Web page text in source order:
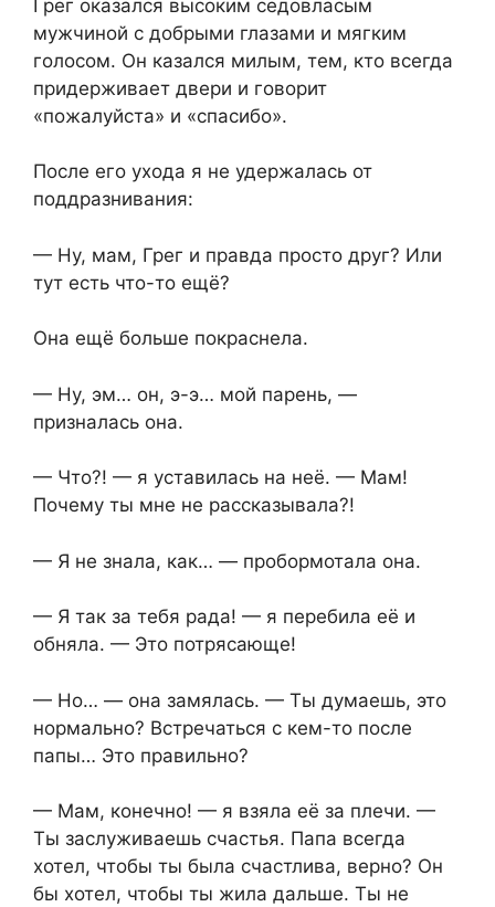
Грег оказался высоким седовласым
мужчиной с добрыми глазами и мягким
голосом. Он казался милым, тем, кто всегда
придерживает двери и говорит
«пожалуйста» и «спасибо».
После его ухода я не удержалась от
поддразнивания:
— Ну, мам, Грег и правда просто друг? Или
тут есть что-то ещё?
Она ещё больше покраснела.
— Ну, эм… он, э-э… мой парень, —
призналась она.
— Что?! — я уставилась на неё. — Мам!
Почему ты мне не рассказывала?!
— Я не знала, как… — пробормотала она.
— Я так за тебя рада! — я перебила её и
обняла. — Это потрясающе!
— Но… — она замялась. — Ты думаешь, это
нормально? Встречаться с кем-то после
папы… Это правильно?
— Мам, конечно! — я взяла её за плечи. —
Ты заслуживаешь счастья. Папа всегда
хотел, чтобы ты была счастлива, верно? Он
бы хотел, чтобы ты жила дальше. Ты не